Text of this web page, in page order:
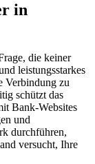
in
die keiner
leistungsstarkes
Verbindung zu
schützt das
Bank-Websites
und
durchführen,
versucht, Ihre